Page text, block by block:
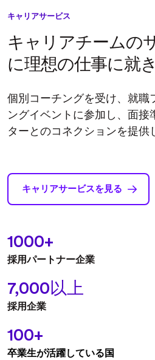
キャリアサービス
キャリアチームの
に理想の仕事に就
個別コーチングを受け、就職
ングイベントに参加し、面接
ターとのコネクションを提供
キャリアサービスを見る
1000+
採⽤パートナー企業
7,000以上
採用企業
100+
卒業生が活躍している国